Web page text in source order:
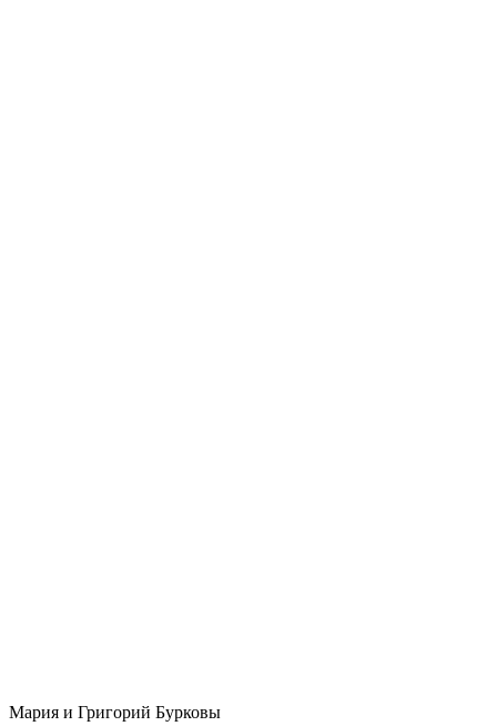
Мария и Григорий Бурковы